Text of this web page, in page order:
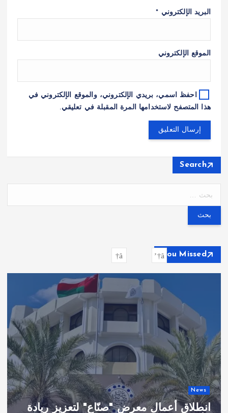
البريد الإلكتروني *
الموقع الإلكتروني
احفظ اسمي، بريدي الإلكتروني، والموقع الإلكتروني في
هذا المتصفح لاستخدامها المرة المقبلة في تعليقي.
Search
ح
ع
You Missed
News
انطلاق أعمال معرض "صنّاع" لتعزيز ريادة